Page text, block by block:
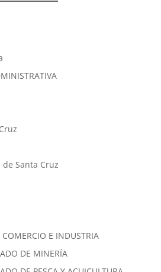
Santa Cruz
COMERCIO E INDUSTRIA
DE MINERÍA